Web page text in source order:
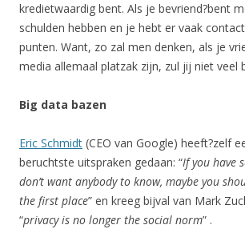
kredietwaardig bent. Als je bevriend?bent
schulden hebben en je hebt er vaak
punten. Want, zo zal men denken, als je
media allemaal platzak zijn, zul jij niet veel
Big data bazen
Eric Schmidt (CEO van Google) heeft?zelf
beruchtste uitspraken gedaan: “If you have
don’t want anybody to know, maybe you
the first place” en kreeg bijval van Mark
“privacy is no longer the social norm” .